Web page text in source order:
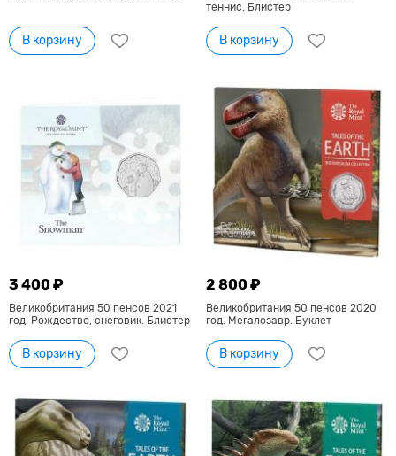
В корзину
теннис. Блистер
В корзину
3 400 ₽
Великобритания 50 пенсов 2021
год. Рождество, снеговик. Блистер
В корзину
2 800 ₽
Великобритания 50 пенсов 2020
год. Мегалозавр. Буклет
В корзину